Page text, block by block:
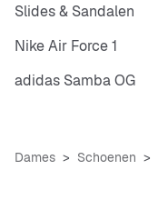
Slides & Sandalen
Nike Air Force 1
adidas Samba OG
Dames Schoenen